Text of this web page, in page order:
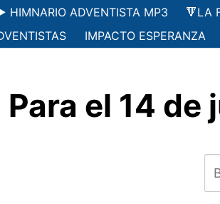
HIMNARIO ADVENTISTA MP3 🔻LA
IMPACTO ESPERANZA
Para el 14